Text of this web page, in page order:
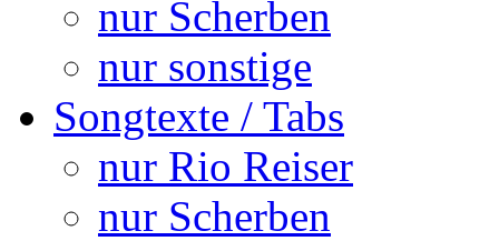
nur Scherben
nur sonstige
Songtexte / Tabs
nur Rio Reiser
nur Scherben